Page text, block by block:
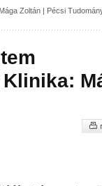
Mága Zoltán | Pécsi